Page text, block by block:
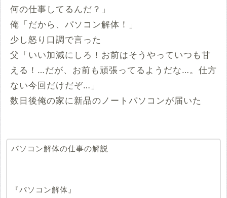
何の仕事してるんだ？」
俺「だから、パソコン解体！」
少し怒り口調で言った
父「いい加減にしろ！お前はそうやっていつも甘
える！…だが、お前も頑張ってるようだな…。仕方
ない今回だけだぞ…」
数日後俺の家に新品のノートパソコンが届いた
パソコン解体の仕事の解説
『パソコン解体』